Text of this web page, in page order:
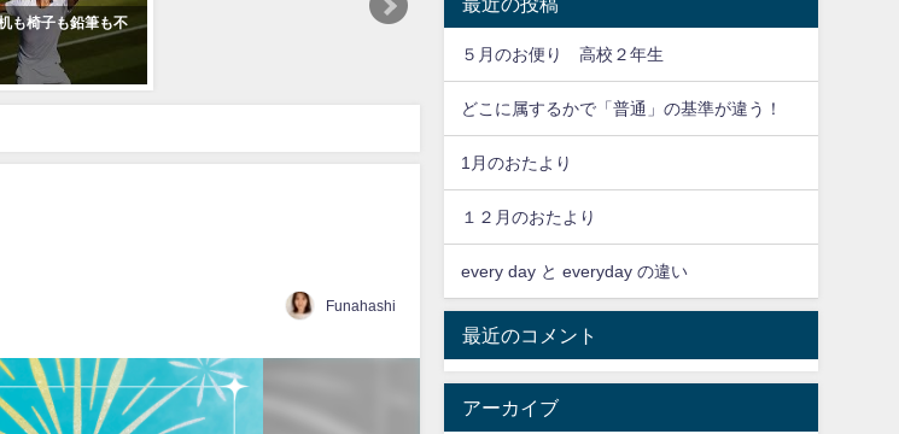
も椅子も鉛筆も不
Funahashi
５月のお便り 高校２年生
どこに属するかで「普通」の基準が違う！
1月のおたより
１２月のおたより
every day と everyday の違い
最近のコメント
アーカイブ